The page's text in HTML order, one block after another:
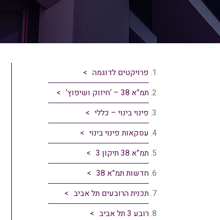
פרויקטים לדוגמה
תמ”א 38 – ‘חיזוק ושיפוץ’
פינוי בינוי – כללי
עסקאות פינוי בינוי
תמ”א 38 תיקון 3
חדשות תמ”א 38
תכנית הרובעים תל אביב
רובע 3 תל אביב